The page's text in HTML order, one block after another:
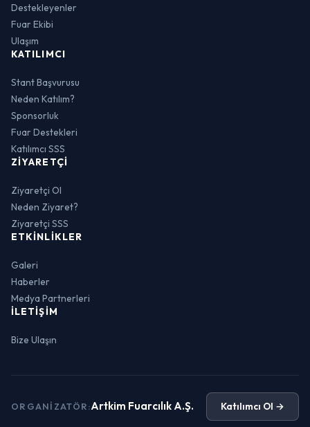
Destekleyenler
Fuar Ekibi
Ulaşım
KATILIMCI
Stant Başvurusu
Neden Katılım?
Sponsorluk
Fuar Destekleri
Katılımcı SSS
ZIYARETÇI
Ziyaretçi Ol
Neden Ziyaret?
Ziyaretçi SSS
ETKINLIKLER
Galeri
Haberler
Medya Partnerleri
İLETIŞIM
Bize Ulaşın
ORGANIZATÖR:Artkim Fuarcılık A.Ş. Katılımcı Ol →